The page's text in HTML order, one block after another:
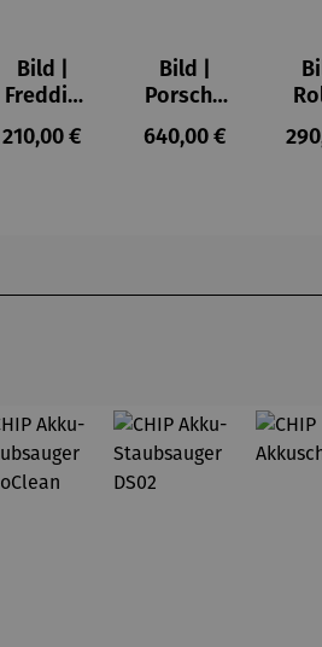
Bild |
Freddie
-
Regulärer Preis:
210,00 €
Bild |
Porsche
911 (2023)
– Holger
Regulärer Preis:
640,00 €